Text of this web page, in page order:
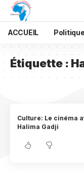
ACCUEIL Politique
Étiquette :
Culture: Le cinéma
Halima Gadji